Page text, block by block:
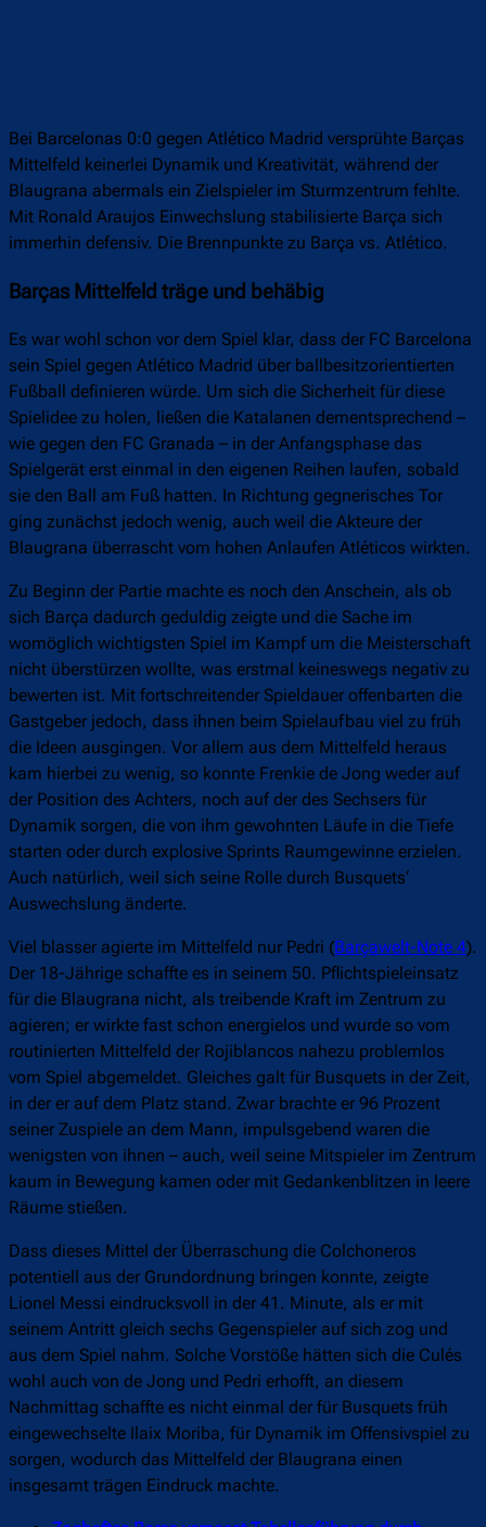
Bei Barcelonas 0:0 gegen Atlético Madrid versprühte Barças
Mittelfeld keinerlei Dynamik und Kreativität, während der
Blaugrana abermals ein Zielspieler im Sturmzentrum fehlte.
Mit Ronald Araujos Einwechslung stabilisierte Barça sich
immerhin defensiv. Die Brennpunkte zu Barça vs. Atlético.
Barças Mittelfeld träge und behäbig
Es war wohl schon vor dem Spiel klar, dass der FC Barcelona
sein Spiel gegen Atlético Madrid über ballbesitzorientierten
Fußball definieren würde. Um sich die Sicherheit für diese
Spielidee zu holen, ließen die Katalanen dementsprechend –
wie gegen den FC Granada – in der Anfangsphase das
Spielgerät erst einmal in den eigenen Reihen laufen, sobald
sie den Ball am Fuß hatten. In Richtung gegnerisches Tor
ging zunächst jedoch wenig, auch weil die Akteure der
Blaugrana überrascht vom hohen Anlaufen Atléticos wirkten.
Zu Beginn der Partie machte es noch den Anschein, als ob
sich Barça dadurch geduldig zeigte und die Sache im
womöglich wichtigsten Spiel im Kampf um die Meisterschaft
nicht überstürzen wollte, was erstmal keineswegs negativ zu
bewerten ist. Mit fortschreitender Spieldauer offenbarten die
Gastgeber jedoch, dass ihnen beim Spielaufbau viel zu früh
die Ideen ausgingen. Vor allem aus dem Mittelfeld heraus
kam hierbei zu wenig, so konnte Frenkie de Jong weder auf
der Position des Achters, noch auf der des Sechsers für
Dynamik sorgen, die von ihm gewohnten Läufe in die Tiefe
starten oder durch explosive Sprints Raumgewinne erzielen.
Auch natürlich, weil sich seine Rolle durch Busquets‘
Auswechslung änderte.
Viel blasser agierte im Mittelfeld nur Pedri (Barçawelt-Note 4).
Der 18-Jährige schaffte es in seinem 50. Pflichtspieleinsatz
für die Blaugrana nicht, als treibende Kraft im Zentrum zu
agieren; er wirkte fast schon energielos und wurde so vom
routinierten Mittelfeld der Rojiblancos nahezu problemlos
vom Spiel abgemeldet. Gleiches galt für Busquets in der Zeit,
in der er auf dem Platz stand. Zwar brachte er 96 Prozent
seiner Zuspiele an dem Mann, impulsgebend waren die
wenigsten von ihnen – auch, weil seine Mitspieler im Zentrum
kaum in Bewegung kamen oder mit Gedankenblitzen in leere
Räume stießen.
Dass dieses Mittel der Überraschung die Colchoneros
potentiell aus der Grundordnung bringen konnte, zeigte
Lionel Messi eindrucksvoll in der 41. Minute, als er mit
seinem Antritt gleich sechs Gegenspieler auf sich zog und
aus dem Spiel nahm. Solche Vorstöße hätten sich die Culés
wohl auch von de Jong und Pedri erhofft, an diesem
Nachmittag schaffte es nicht einmal der für Busquets früh
eingewechselte Ilaix Moriba, für Dynamik im Offensivspiel zu
sorgen, wodurch das Mittelfeld der Blaugrana einen
insgesamt trägen Eindruck machte.